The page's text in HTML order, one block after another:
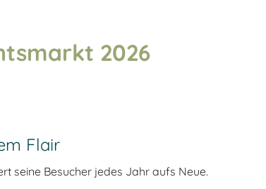
2026
Flair
seine Besucher jedes Jahr aufs Neue.